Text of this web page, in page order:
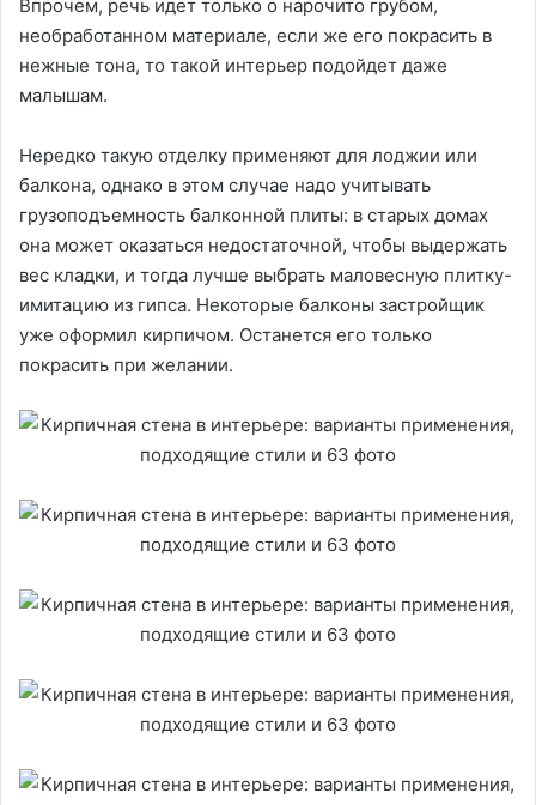
Впрочем, речь идет только о нарочито грубом,
необработанном материале, если же его покрасить в
нежные тона, то такой интерьер подойдет даже
малышам.
Нередко такую отделку применяют для лоджии или
балкона, однако в этом случае надо учитывать
грузоподъемность балконной плиты: в старых домах
она может оказаться недостаточной, чтобы выдержать
вес кладки, и тогда лучше выбрать маловесную плитку-
имитацию из гипса. Некоторые балконы застройщик
уже оформил кирпичом. Останется его только
покрасить при желании.